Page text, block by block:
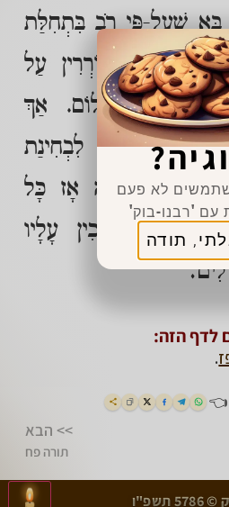
בָּא שֶׁעַל-פִּי רֹב בִּתְחִלַּת
הַשֵּׁם מִתְעוֹרְרִין עַל
חַס וְשָׁלוֹם. אַךְ
הָאֱמֶת הַיְנוּ לִבְחִינַת
אֱמוּנָה אָז כָּל
וְנִמְשָׁכִין עָלָיו
לדף הזה:
.
👈
>> הבא
תורה פח
> תשפ"ו
לא פעם
עם 'רבנו-בוק'
תודה